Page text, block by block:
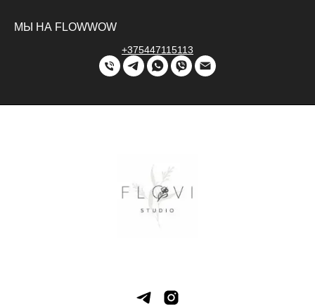
МЫ НА FLOWWOW
+375447115113